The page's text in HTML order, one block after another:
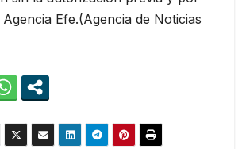
Efe.(Agencia de Noticias